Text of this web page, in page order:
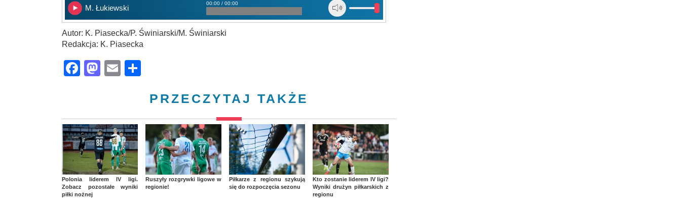
M. Łukiewski
00:00 / 00:00
Autor: K. Piasecka/P. Świniarski/M. Świniarski
Redakcja: K. Piasecka
Facebook
Mastodon
Email
PRZECZYTAJ TAKŻE
Polonia liderem IV ligi.
Zobacz pozostałe wyniki
piłki nożnej
Ruszyły rozgrywki ligowe w
regionie!
Piłkarze z regionu szykują
się do rozpoczęcia sezonu
Kto zostanie liderem IV ligi?
Wyniki drużyn piłkarskich z
regionu